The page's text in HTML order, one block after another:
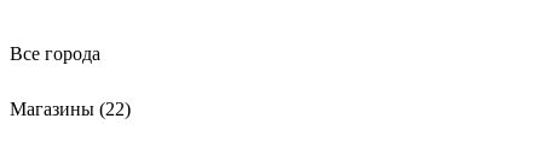
Все города
Магазины (22)